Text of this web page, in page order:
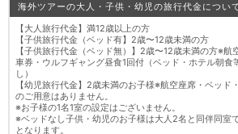
海外ツアーの大人・子供・幼児の旅行代金につい
【大人旅行代金】満12歳以上の方
【子供旅行代金（ベッド有】2歳〜12歳未満の方
【子供旅行代金（ベッド無）】2歳〜12歳未満の方※航
車券・ウルフギャング昼食1回付（ベッド・ホテル朝食
し）
【幼児旅行代金】2歳未満のお子様※航空座席・ベッド
のご用意はありません。
※お子様の1名1室の設定はございません。
※ベッドなし子供・幼児のお子様は大人2名と同伴同室
となります。